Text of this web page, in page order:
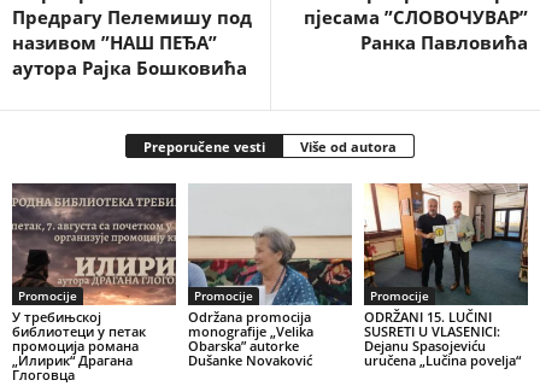
Предрагу Пелемишу под
називом ”НАШ ПЕЂА”
аутора Рајка Бошковића
пјесама ”СЛОВОЧУВАР”
Ранка Павловића
Preporučene vesti Više od autora
Promocije
У требињској
библиотеци у петак
промоција романа
„Илирик“ Драгана
Глоговца
Promocije
Održana promocija
monografije „Velika
Obarska” autorke
Dušanke Novaković
Promocije
ODRŽANI 15. LUČINI
SUSRETI U VLASENICI:
Dejanu Spasojeviću
uručena „Lučina povelja“